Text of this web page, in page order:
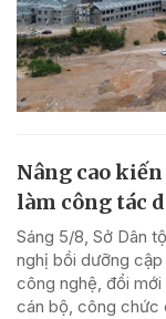
Nâng cao
làm công tác
Sáng 5/8, Sở Dân
nghị bồi dưỡng
công nghệ, đổi
cán bộ, công chức